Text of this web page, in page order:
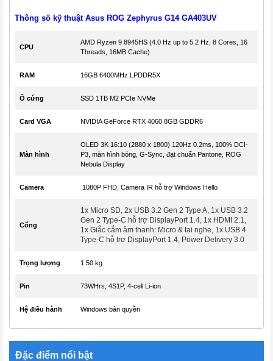
Thông số kỹ thuật Asus ROG Zephyrus G14 GA403UV
CPU
AMD Ryzen 9 8945HS (4.0 Hz up to 5.2 Hz, 8 Cores, 16
Threads, 16MB Cache)
RAM 16GB 6400MHz LPDDR5X
Ổ cứng SSD 1TB M2 PCIe NVMe
Card VGA NVIDIA GeForce RTX 4060 8GB GDDR6
Màn hình
OLED 3K 16:10 (2880 x 1800) 120Hz 0.2ms, 100% DCI-
P3, màn hình bóng, G-Sync, đạt chuẩn Pantone, ROG
Nebula Display
Camera 1080P FHD, Camera IR hỗ trợ Windows Hello
Cổng
1x Micro SD, 2x USB 3.2 Gen 2 Type A, 1x USB 3.2
Gen 2 Type-C hỗ trợ DisplayPort 1.4, 1x HDMI 2.1,
1x Giắc cắm âm thanh: Micro & tai nghe, 1x USB 4
Type-C hỗ trợ DisplayPort 1.4, Power Delivery 3.0
Trọng lượng 1.50 kg
Pin 73WHrs, 4S1P, 4-cell Li-ion
Hệ điều hành Windows bản quyền
Đặc điểm nổi bật